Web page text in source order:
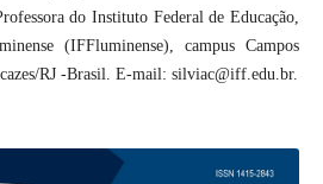
do Instituto Federal de Educação,
(IFFluminense), campus Campos
RJ -Brasil. E-mail: silviac@iff.edu.br.